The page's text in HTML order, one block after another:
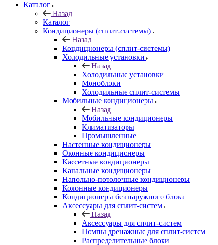
Каталог
Назад
Каталог
Кондиционеры (сплит-системы)
Назад
Кондиционеры (сплит-системы)
Холодильные установки
Назад
Холодильные установки
Моноблоки
Холодильные сплит-системы
Мобильные кондиционеры
Назад
Мобильные кондиционеры
Климатизаторы
Промышленные
Настенные кондиционеры
Оконные кондиционеры
Кассетные кондиционеры
Канальные кондиционеры
Напольно-потолочные кондиционеры
Колонные кондиционеры
Кондиционеры без наружного блока
Аксессуары для сплит-систем
Назад
Аксессуары для сплит-систем
Помпы дренажные для сплит-систем
Распределительные блоки